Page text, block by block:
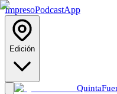
ImpresoPodcastApp
Edición
Quinta